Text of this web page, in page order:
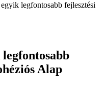
legfontosabb fejlesztési
Alap